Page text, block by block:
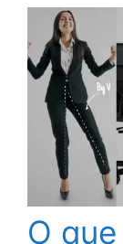
O